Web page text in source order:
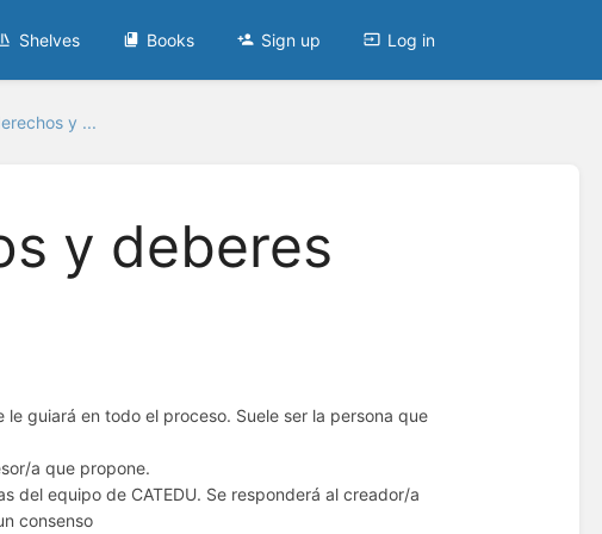
Shelves Books Sign up Log in
y ...
y deberes
guiará en todo el proceso. Suele ser la persona que
a que propone.
del equipo de CATEDU. Se responderá al creador/a
consenso